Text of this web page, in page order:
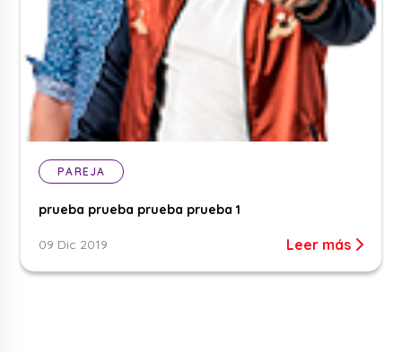
PAREJA
prueba prueba prueba prueba 1
09 Dic 2019 Leer más